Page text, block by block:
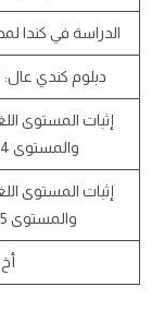
الدراسة في كندا
دبلوم كندي عال:
والمستوى 4 أو أقل في اللغة الانجليزية
والمستوى 5 أو أكثر في اللغة الانجليزية